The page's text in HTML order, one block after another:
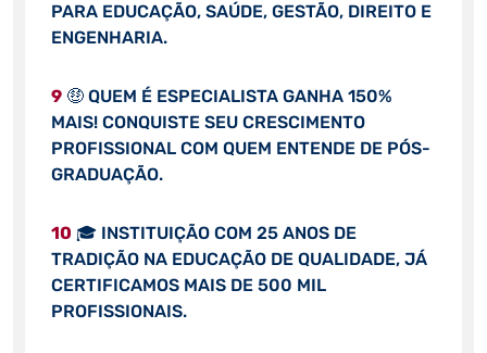
PARA EDUCAÇÃO, SAÚDE, GESTÃO, DIREITO E
ENGENHARIA.
9🤑 QUEM É ESPECIALISTA GANHA 150%
MAIS! CONQUISTE SEU CRESCIMENTO
PROFISSIONAL COM QUEM ENTENDE DE PÓS-
GRADUAÇÃO.
10 🎓 INSTITUIÇÃO COM 25 ANOS DE
TRADIÇÃO NA EDUCAÇÃO DE QUALIDADE, JÁ
CERTIFICAMOS MAIS DE 500 MIL
PROFISSIONAIS.